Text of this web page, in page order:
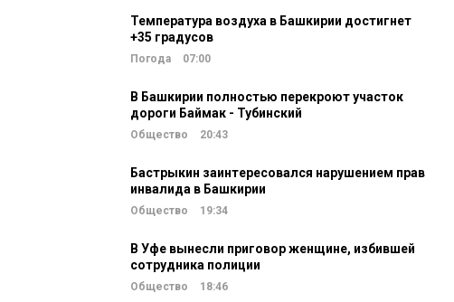
Температура воздуха в Башкирии достигнет
+35 градусов
Погода 07:00
В Башкирии полностью перекроют участок
дороги Баймак - Тубинский
Общество 20:43
Бастрыкин заинтересовался нарушением прав
инвалида в Башкирии
Общество 19:34
В Уфе вынесли приговор женщине, избившей
сотрудника полиции
Общество 18:46